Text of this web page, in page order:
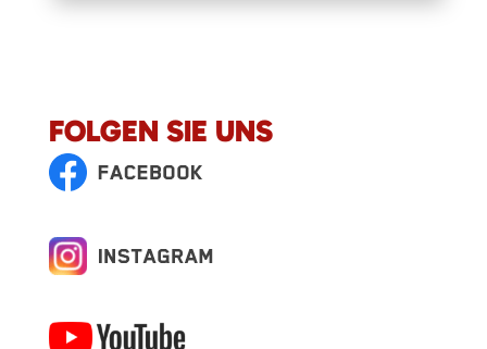
FOLGEN SIE UNS